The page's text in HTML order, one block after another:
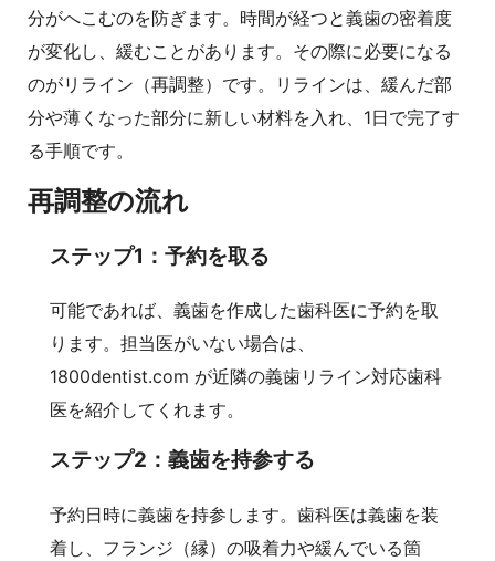
分がへこむのを防ぎます。時間が経つと義歯の密着度
が変化し、緩むことがあります。その際に必要になる
のがリライン（再調整）です。リラインは、緩んだ部
分や薄くなった部分に新しい材料を入れ、1日で完了す
る手順です。
再調整の流れ
ステップ1：予約を取る
可能であれば、義歯を作成した歯科医に予約を取
ります。担当医がいない場合は、
1800dentist.com が近隣の義歯リライン対応歯科
医を紹介してくれます。
ステップ2：義歯を持参する
予約日時に義歯を持参します。歯科医は義歯を装
着し、フランジ（縁）の吸着力や緩んでいる箇